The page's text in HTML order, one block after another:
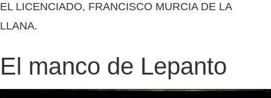
EL LICENCIADO, FRANCISCO MURCIA DE LA
LLANA.
El manco de Lepanto